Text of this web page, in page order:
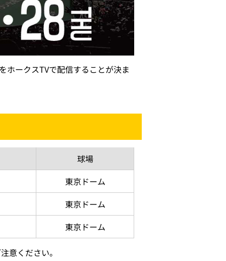
ホークスTVで配信することが決ま
球場
東京 ドーム
東京 ドーム
東京 ドーム
意ください。